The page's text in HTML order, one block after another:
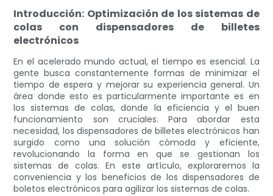
Introducción: Optimización de los sistemas de
colas con dispensadores de billetes
electrónicos
En el acelerado mundo actual, el tiempo es esencial. La
gente busca constantemente formas de minimizar el
tiempo de espera y mejorar su experiencia general. Un
área donde esto es particularmente importante es en
los sistemas de colas, donde la eficiencia y el buen
funcionamiento son cruciales. Para abordar esta
necesidad, los dispensadores de billetes electrónicos han
surgido como una solución cómoda y eficiente,
revolucionando la forma en que se gestionan los
sistemas de colas. En este artículo, exploraremos la
conveniencia y los beneficios de los dispensadores de
boletos electrónicos para agilizar los sistemas de colas.